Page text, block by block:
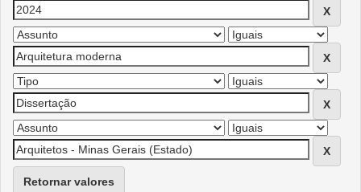
Retornar valores